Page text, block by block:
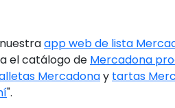
app web de lista
el catálogo de Mercadona
Mercadonay tartas
".